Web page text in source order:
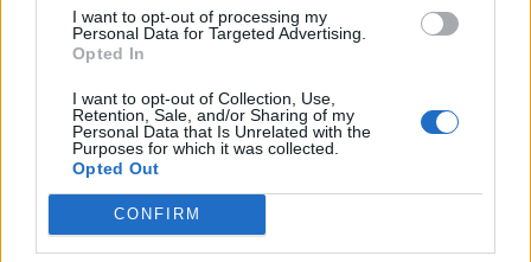
I want to opt-out of processing my
Personal Data for Targeted Advertising.
Opted In
I want to opt-out of Collection, Use,
Retention, Sale, and/or Sharing of my
Personal Data that Is Unrelated with the
Purposes for which it was collected.
Opted Out
CONFIRM